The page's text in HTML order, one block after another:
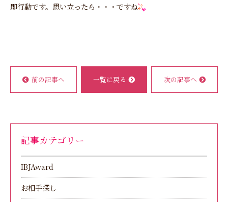
即行動です。思い立ったら・・・ですね
前の記事へ 一覧に戻る 次の記事へ
記事カテゴリー
IBJAward
お相手探し